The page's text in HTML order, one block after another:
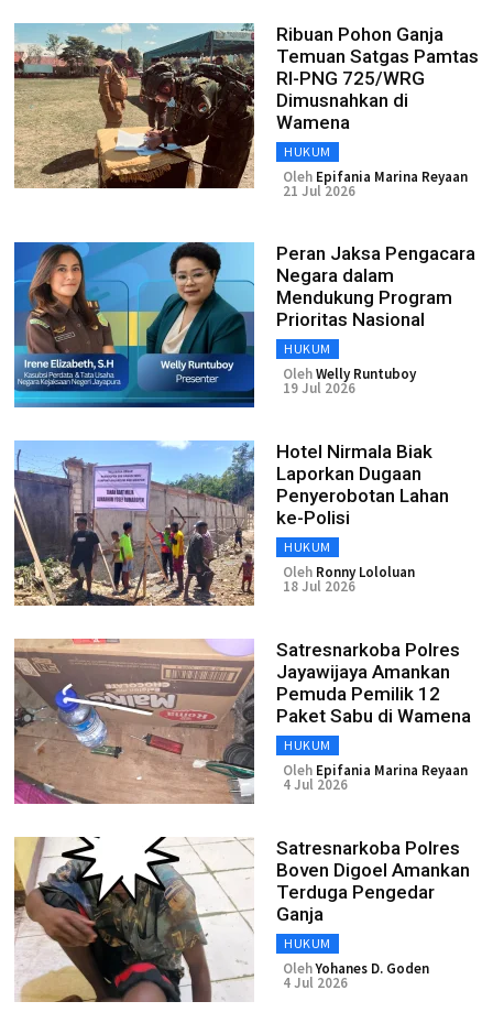
Ribuan Pohon Ganja
Temuan Satgas Pamtas
RI-PNG 725/WRG
Dimusnahkan di
Wamena
HUKUM
Oleh Epifania Marina Reyaan
21 Jul 2026
Peran Jaksa Pengacara
Negara dalam
Mendukung Program
Prioritas Nasional
HUKUM
OlehWelly Runtuboy
19 Jul 2026
Hotel Nirmala Biak
Laporkan Dugaan
Penyerobotan Lahan
ke-Polisi
HUKUM
Oleh Ronny Lololuan
18 Jul 2026
Satresnarkoba Polres
Jayawijaya Amankan
Pemuda Pemilik 12
Paket Sabu di Wamena
HUKUM
Oleh Epifania Marina Reyaan
4 Jul 2026
Satresnarkoba Polres
Boven Digoel Amankan
Terduga Pengedar
Ganja
HUKUM
OlehYohanes D. Goden
4 Jul 2026